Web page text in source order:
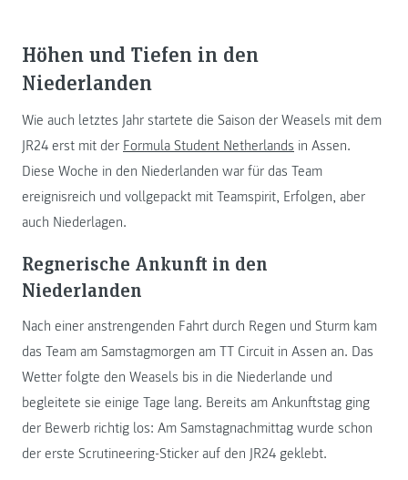
Höhen und Tiefen in den
Niederlanden
Wie auch letztes Jahr startete die Saison der Weasels mit dem
JR24 erst mit der Formula Student Netherlands in Assen.
Diese Woche in den Niederlanden war für das Team
ereignisreich und vollgepackt mit Teamspirit, Erfolgen, aber
auch Niederlagen.
Regnerische Ankunft in den
Niederlanden
Nach einer anstrengenden Fahrt durch Regen und Sturm kam
das Team am Samstagmorgen am TT Circuit in Assen an. Das
Wetter folgte den Weasels bis in die Niederlande und
begleitete sie einige Tage lang. Bereits am Ankunftstag ging
der Bewerb richtig los: Am Samstagnachmittag wurde schon
der erste Scrutineering-Sticker auf den JR24 geklebt.